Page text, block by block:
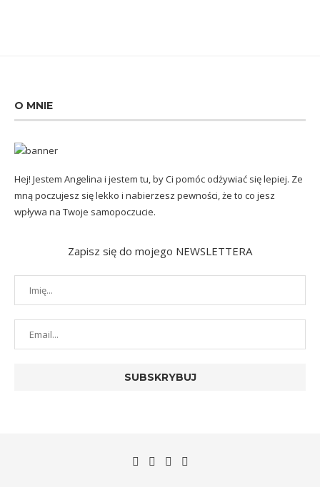
O MNIE
Hej! Jestem Angelina i jestem tu, by Ci pomóc odżywiać się lepiej. Ze
mną poczujesz się lekko i nabierzesz pewności, że to co jesz
wpływa na Twoje samopoczucie.
Zapisz się do mojego NEWSLETTERA